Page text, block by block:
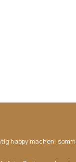
happy machen: